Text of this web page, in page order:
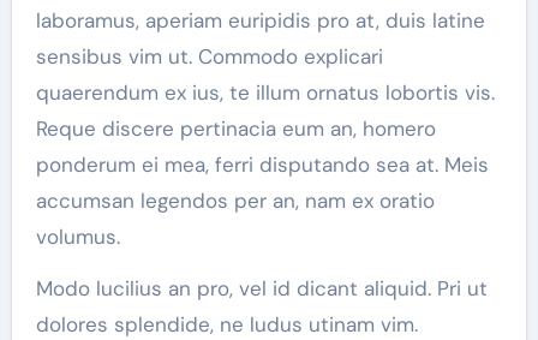
laboramus, aperiam euripidis pro at, duis latine
sensibus vim ut. Commodo explicari
quaerendum ex ius, te illum ornatus lobortis vis.
Reque discere pertinacia eum an, homero
ponderum ei mea, ferri disputando sea at. Meis
accumsan legendos per an, nam ex oratio
volumus.
Modo lucilius an pro, vel id dicant aliquid. Pri ut
dolores splendide, ne ludus utinam vim.